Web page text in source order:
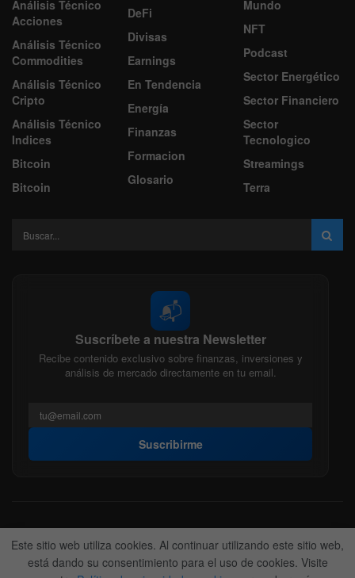
Análisis Técnico
Acciones
Análisis Técnico
Commodities
Análisis Técnico
Cripto
Análisis Técnico
Indices
Bitcoin
Bitcoin
DeFi
Divisas
Earnings
En Tendencia
Energía
Finanzas
Formacion
Glosario
Mundo
NFT
Podcast
Sector Energético
Sector Financiero
Sector
Tecnologico
Streamings
Terra
📬
Suscríbete a nuestra Newsletter
Recibe contenido exclusivo sobre finanzas, inversiones y
análisis de mercado directamente en tu email.
Suscribirme
Acerca de nosotros Politica Editorial
Nuestro Equipo
Contactanos
Anunciate
Este sitio web utiliza cookies. Al continuar utilizando este sitio web,
está dando su consentimiento para el uso de cookies. Visite